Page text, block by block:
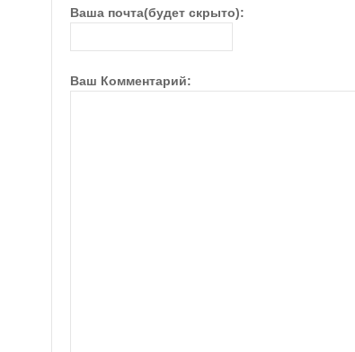
Ваша почта(будет скрыто):
Ваш Комментарий: